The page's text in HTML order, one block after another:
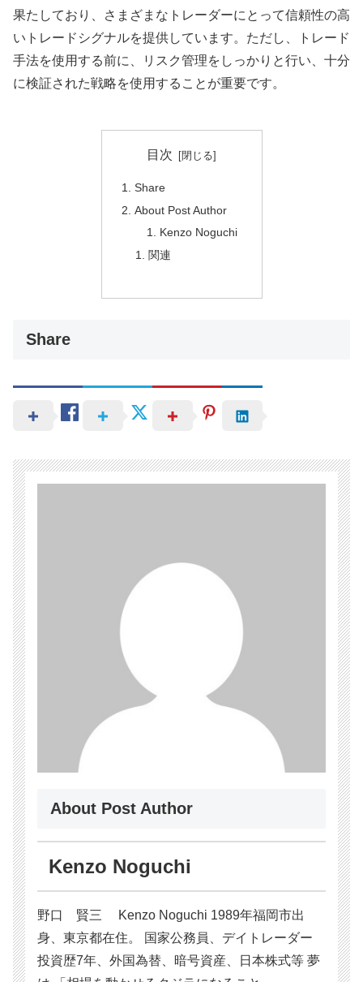
果たしており、さまざまなトレーダーにとって信頼性の高
いトレードシグナルを提供しています。ただし、トレード
手法を使用する前に、リスク管理をしっかりと行い、十分
に検証された戦略を使用することが重要です。
目次
Share
About Post Author
Kenzo Noguchi
関連
Share
About Post Author
Kenzo Noguchi
野口 賢三 Kenzo Noguchi 1989年福岡市出
身、東京都在住。 国家公務員、デイトレーダー
投資歴7年、外国為替、暗号資産、日本株式等 夢